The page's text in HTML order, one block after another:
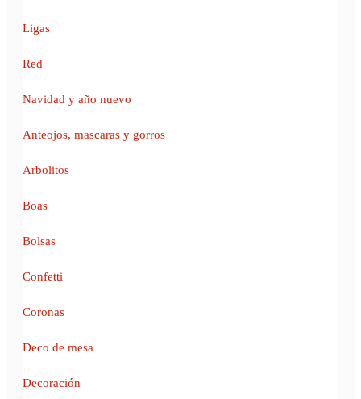
Ligas
Red
Navidad y año nuevo
Anteojos, mascaras y gorros
Arbolitos
Boas
Bolsas
Confetti
Coronas
Deco de mesa
Decoración